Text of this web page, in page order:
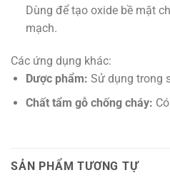
Dùng để tạo oxide bề mặt
mạch.
Các ứng dụng khác:
Dược phẩm: Sử dụng trong
Chất tẩm gỗ chống cháy:
SẢN PHẨM TƯƠNG TỰ